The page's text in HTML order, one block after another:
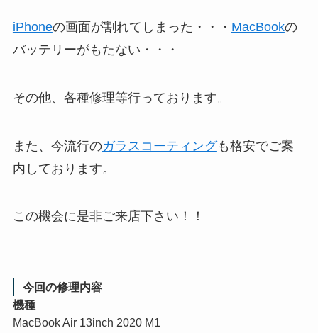
iPhoneの画面が割れてしまった・・・ MacBookの
バッテリーがもたない・・・
その他、各種修理等行っております。
また、今流行のガラスコーティングも格安でご案
内しております。
この機会に是非ご来店下さい！！
今回の修理内容
機種
MacBook Air 13inch 2020 M1